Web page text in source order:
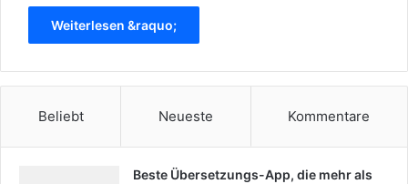
Weiterlesen &raquo;
Beliebt Neueste Kommentare
Beste Übersetzungs-App, die mehr als